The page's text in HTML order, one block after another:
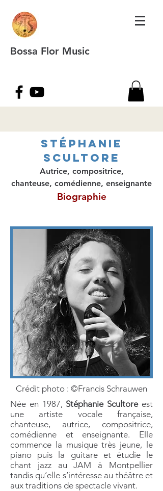
Bossa Flor Music
Stéphanie
Scultore
Autrice, compositrice,
chanteuse, comédienne, enseignante
Biographie
Crédit photo : ©Francis Schrauwen
Née en 1987, Stéphanie Scultoreest
une artiste vocale française,
chanteuse, autrice, compositrice,
comédienne et enseignante. Elle
commence la musique très jeune, le
piano puis la guitare et étudie le
chant jazz au JAM à Montpellier
tandis qu’elle s’intéresse au théâtre et
aux traditions de spectacle vivant.